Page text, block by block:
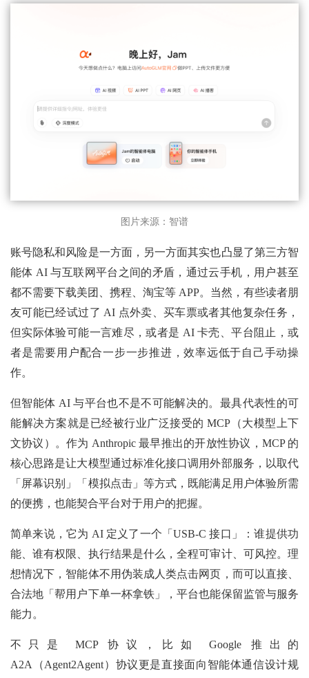
图片来源：智谱
账号隐私和风险是一方面，另一方面其实也凸显了第三方智
能体 AI 与互联网平台之间的矛盾，通过云手机，用户甚至
都不需要下载美团、携程、淘宝等 APP。当然，有些读者朋
友可能已经试过了 AI 点外卖、买车票或者其他复杂任务，
但实际体验可能一言难尽，或者是 AI 卡壳、平台阻止，或
者是需要用户配合一步一步推进，效率远低于自己手动操
作。
但智能体 AI 与平台也不是不可能解决的。最具代表性的可
能解决方案就是已经被行业广泛接受的 MCP（大模型上下
文协议）。作为 Anthropic 最早推出的开放性协议，MCP 的
核心思路是让大模型通过标准化接口调用外部服务，以取代
「屏幕识别」「模拟点击」等方式，既能满足用户体验所需
的便携，也能契合平台对于用户的把握。
简单来说，它为 AI 定义了一个「USB-C 接口」：谁提供功
能、谁有权限、执行结果是什么，全程可审计、可风控。理
想情况下，智能体不用伪装成人类点击网页，而可以直接、
合法地「帮用户下单一杯拿铁」，平台也能保留监管与服务
能力。
不只是 MCP 协议，比如 Google 推出的
A2A（Agent2Agent）协议更是直接面向智能体通信设计规